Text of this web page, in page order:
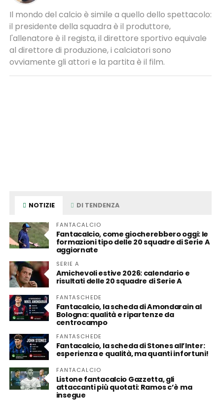
Il mondo del calcio è simile a quello dello spettacolo:
il presidente della squadra è il produttore,
l'allenatore è il regista, il direttore sportivo equivale
al direttore di produzione, i calciatori sono
ovviamente gli attori e la partita è il film.
NOTIZIE DI TENDENZA
FANTACALCIO
Fantacalcio, come giocherebbero oggi: le
formazioni tipo delle 20 squadre di Serie A
aggiornate
SERIE A
Amichevoli estive 2026: calendario e
risultati delle 20 squadre di Serie A
FANTASCHEDE
Fantacalcio, la scheda di Amondarain al
Bologna: qualità e ripartenze da
centrocampo
FANTASCHEDE
Fantacalcio, la scheda di Stones all’Inter:
esperienza e qualità, ma quanti infortuni!
FANTACALCIO
Listone fantacalcio Gazzetta, gli
attaccanti più quotati: Ramos c’è ma
insegue